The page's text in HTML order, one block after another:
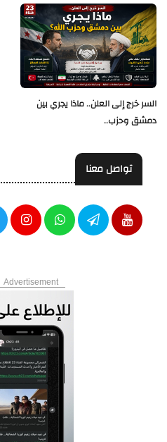
السر خرج إلى العلن.. ماذا يجري بين
دمشق وحزب..
تواصل معنا
Advertisement